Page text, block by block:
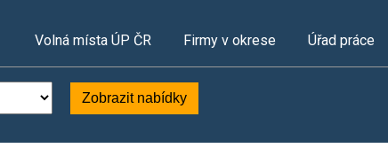
Volná místa ÚP ČR Firmy v okrese Úřad práce
Zobrazit nabídky